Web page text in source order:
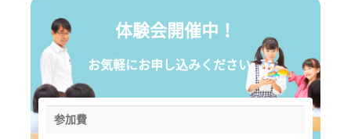
体験会開催中！
お気軽にお申し込みください。
参加費